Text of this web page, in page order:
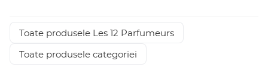
Toate produsele Les 12 Parfumeurs
Toate produsele categoriei